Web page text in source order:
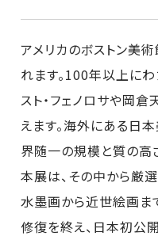
アメリカのボストン美
れます。100年以上に
スト・フェノロサや岡
えます。海外にある日
界随一の規模と質の高
本展は、その中から厳
水墨画から近世絵画ま
修復を終え、日本初公